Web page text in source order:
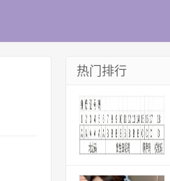
热门排行